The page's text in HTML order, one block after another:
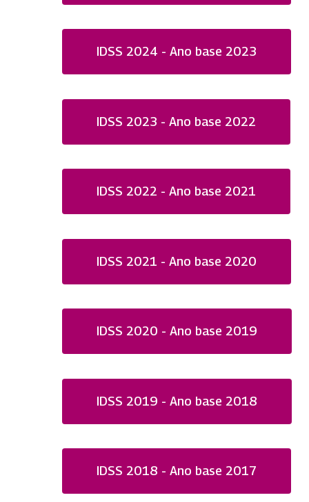
IDSS 2024 - Ano base 2023
IDSS 2023 - Ano base 2022
IDSS 2022 - Ano base 2021
IDSS 2021 - Ano base 2020
IDSS 2020 - Ano base 2019
IDSS 2019 - Ano base 2018
IDSS 2018 - Ano base 2017